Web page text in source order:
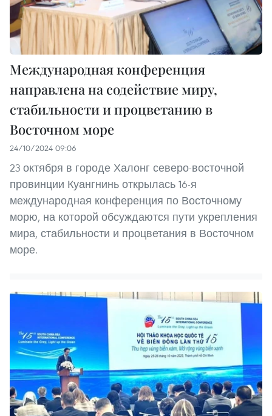
Международная конференция
направлена на содействие миру,
стабильности и процветанию в
Восточном море
24/10/2024 09:06
23 октября в городе Халонг северо-восточной
провинции Куангнинь открылась 16-я
международная конференция по Восточному
морю, на которой обсуждаются пути укрепления
мира, стабильности и процветания в Восточном
море.